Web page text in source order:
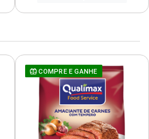
COMPRE E GANHE